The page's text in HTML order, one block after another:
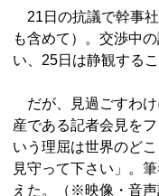
21日の抗議で幹事
も含めて）。交渉中
い、25日は静観する
だが、見過ごすわけ
産である記者会見を
いう理屈は世界のど
見守って下さい」。
えた。（※映像・音